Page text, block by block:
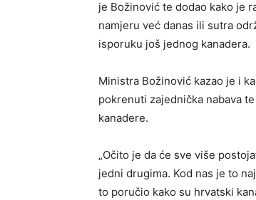
je Božinović te dodao kako je
namjeru već danas ili sutra
isporuku još jednog kanadera.
Ministra Božinović kazao je i
pokrenuti zajednička nabava
kanadere.
„Očito je da će sve više
jedni drugima. Kod nas je to
to poručio kako su hrvatski